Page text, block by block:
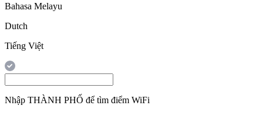
Bahasa Melayu
Dutch
Tiếng Việt
Nhập THÀNH PHỐ để tìm điểm WiFi